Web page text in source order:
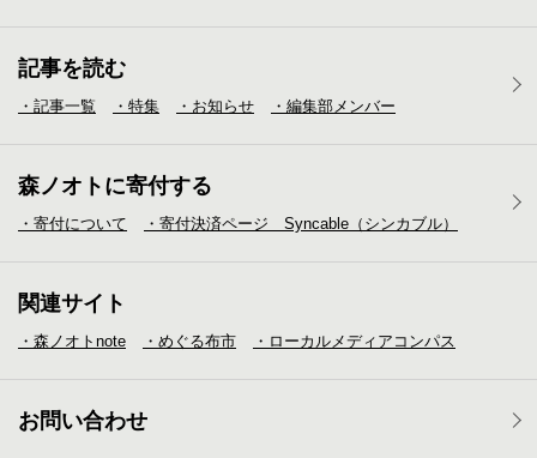
記事を読む
・記事一覧 ・特集 ・お知らせ ・編集部メンバー
森ノオトに寄付する
・寄付について ・寄付決済ページ Syncable（シンカブル）
関連サイト
・森ノオトnote ・めぐる布市 ・ローカルメディア コンパス
お問い合わせ